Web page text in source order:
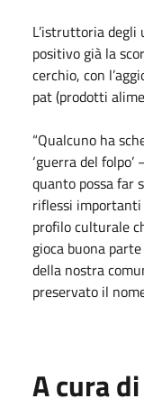
L’istruttoria
positivo già la
cerchio, con
pat (prodotti
“Qualcuno ha
‘guerra del
quanto possa far
riflessi
profilo culturale
gioca buona
della nostra
preservato il
A cura di